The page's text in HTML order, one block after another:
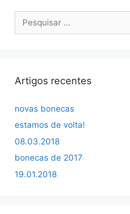
por:
Artigos recentes
novas bonecas
estamos de volta!
08.03.2018
bonecas de 2017
19.01.2018